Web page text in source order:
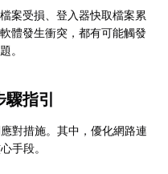
案受損、登入器快取檔案累
體發生衝突，都有可能觸發
。
指引
對措施。其中，優化網路連
手段。